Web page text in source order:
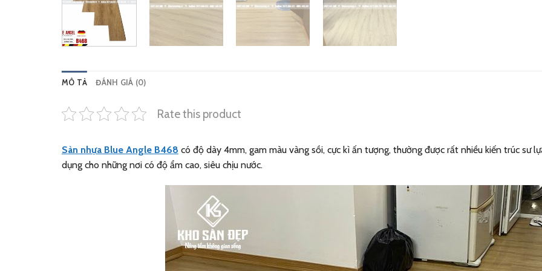
MÔ TẢ ĐÁNH GIÁ (0)
Rate this product
Sàn nhựa Blue Angle B468 có độ dày 4mm, gam màu vàng sồi, cực kì ấn tượng, thường được rất nhiều kiến trúc sư
dụng cho những nơi có độ ẩm cao, siêu chịu nước.